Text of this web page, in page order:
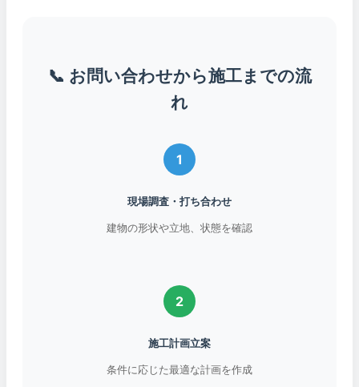
📞 お問い合わせから施工までの流
れ
1
現場調査・打ち合わせ
建物の形状や立地、状態を確認
2
施工計画立案
条件に応じた最適な計画を作成